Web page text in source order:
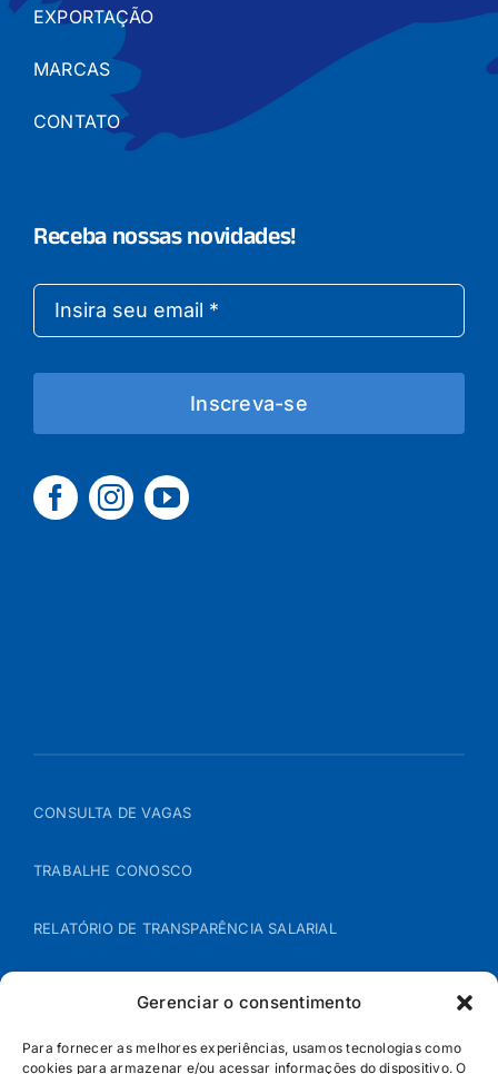
Gerenciar o consentimento
Para fornecer as melhores experiências, usamos tecnologias como
cookies para armazenar e/ou acessar informações do dispositivo. O
EXPORTAÇÃO
MARCAS
CONTATO
Receba nossas novidades!
Inscreva-se
CONSULTA DE VAGAS
TRABALHE CONOSCO
RELATÓRIO DE TRANSPARÊNCIA SALARIAL
POLÍTICA DE COOKIES